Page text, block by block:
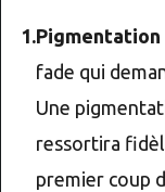
Pigmentation
fade qui
Une
ressortira
premier coup